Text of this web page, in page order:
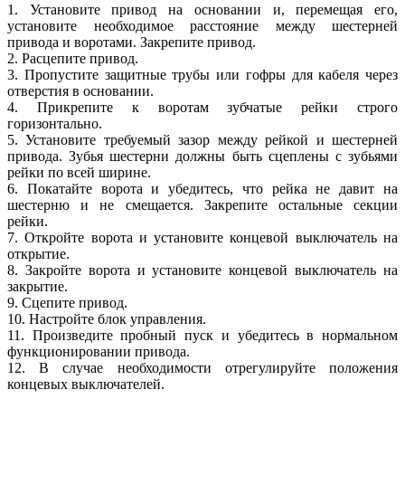
1. Установите привод на основании и, перемещая его,
установите необходимое расстояние между шестерней
привода и воротами. Закрепите привод.
2. Расцепите привод.
3. Пропустите защитные трубы или гофры для кабеля через
отверстия в основании.
4. Прикрепите к воротам зубчатые рейки строго
горизонтально.
5. Установите требуемый зазор между рейкой и шестерней
привода. Зубья шестерни должны быть сцеплены с зубьями
рейки по всей ширине.
6. Покатайте ворота и убедитесь, что рейка не давит на
шестерню и не смещается. Закрепите остальные секции
рейки.
7. Откройте ворота и установите концевой выключатель на
открытие.
8. Закройте ворота и установите концевой выключатель на
закрытие.
9. Сцепите привод.
10. Настройте блок управления.
11. Произведите пробный пуск и убедитесь в нормальном
функционировании привода.
12. В случае необходимости отрегулируйте положения
концевых выключателей.